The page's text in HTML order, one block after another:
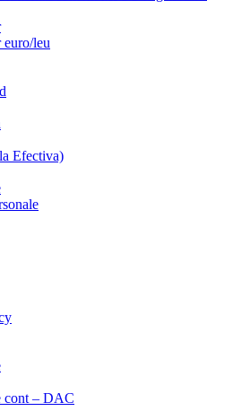
euro/leu
Efectiva)
cont – DAC